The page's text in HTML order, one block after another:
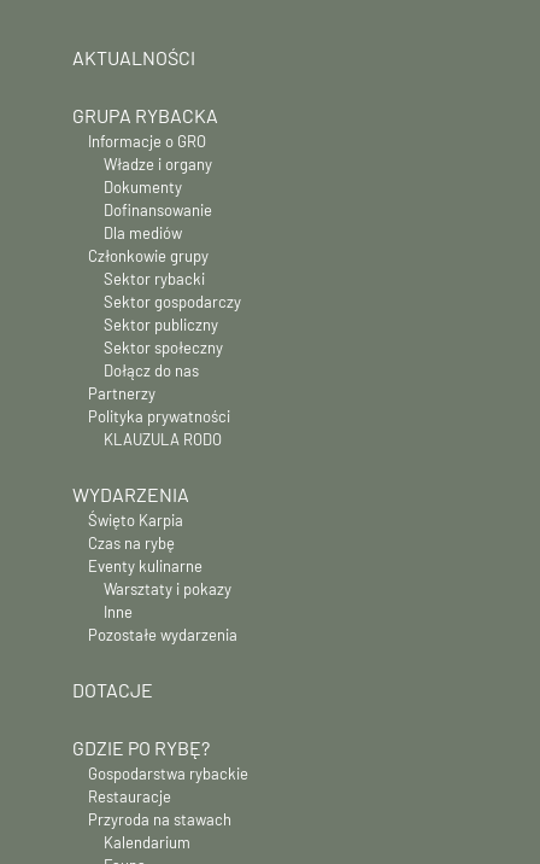
AKTUALNOŚCI
GRUPA RYBACKA
Informacje o GRO
Władze i organy
Dokumenty
Dofinansowanie
Dla mediów
Członkowie grupy
Sektor rybacki
Sektor gospodarczy
Sektor publiczny
Sektor społeczny
Dołącz do nas
Partnerzy
Polityka prywatności
KLAUZULA RODO
WYDARZENIA
Święto Karpia
Czas na rybę
Eventy kulinarne
Warsztaty i pokazy
Inne
Pozostałe wydarzenia
DOTACJE
GDZIE PO RYBĘ?
Gospodarstwa rybackie
Restauracje
Przyroda na stawach
Kalendarium